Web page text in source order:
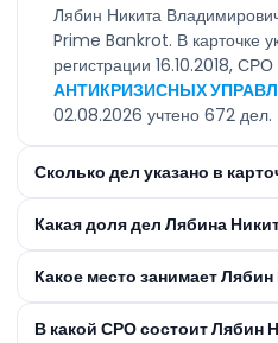
Лябин Никита
Prime Bankrot. В карточке
регистрации 16.10.2018,
АНТИКРИЗИСНЫХ
02.08.2026 учтено 672 дел.
Сколько дел указано в
Какая доля дел Лябина
Какое место занимает
В какой СРО состоит Лябин